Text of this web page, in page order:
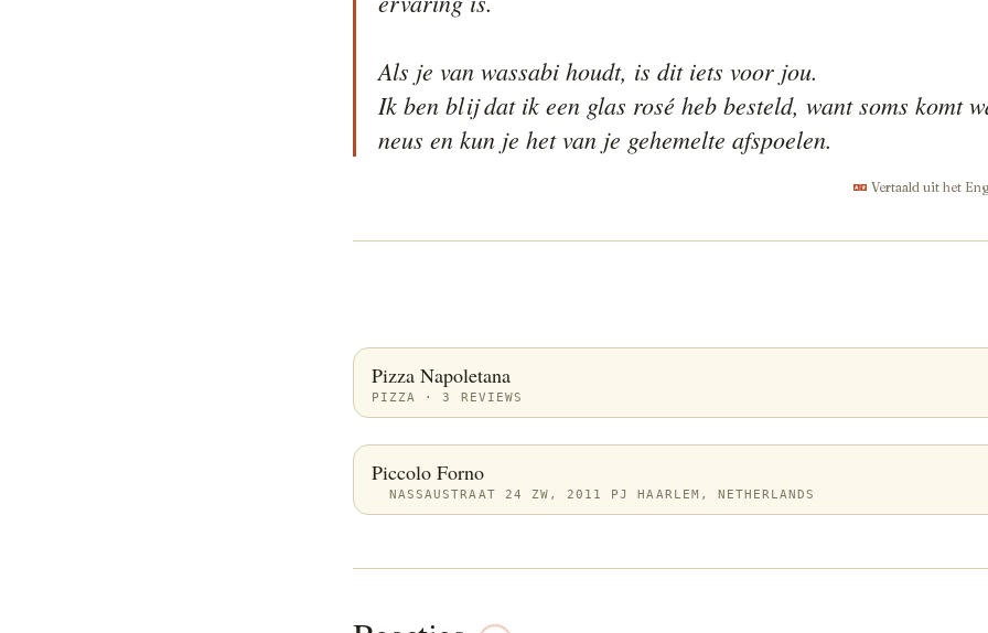
Als je van wassabi houdt, is dit iets voor jou.
Ik ben blij dat ik een glas rosé heb besteld, want soms komt
neus en kun je het van je gehemelte afspoelen.
Vertaald uit het
Pizza Napoletana
PIZZA · 3 REVIEWS
Piccolo Forno
NASSAUSTRAAT 24 ZW, 2011 PJ HAARLEM, NETHERLANDS